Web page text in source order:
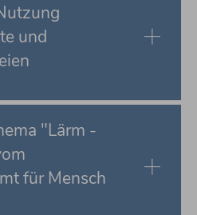
und
"Lärm -
für Mensch